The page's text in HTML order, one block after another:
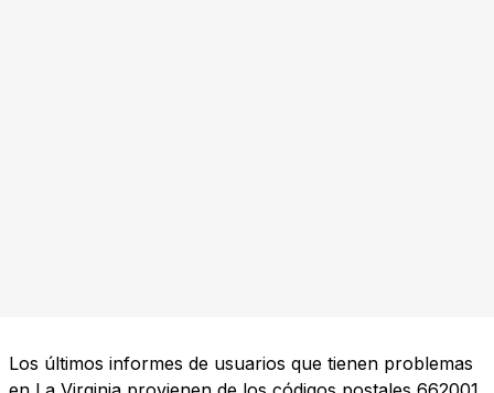
Los últimos informes de usuarios que tienen problemas